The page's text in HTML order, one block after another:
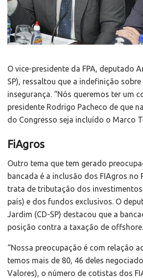
O vice-presidente da FPA, deputado
SP), ressaltou que a indefinição
insegurança. “Nós queremos ter um
presidente Rodrigo Pacheco de que
do Congresso seja incluído o Marco
FiAgros
Outro tema que tem gerado
bancada é a inclusão dos FIAgros no
trata de tributação dos
país) e dos fundos exclusivos. O
Jardim (CD-SP) destacou que a
posição contra a taxação de offshore.
“Nossa preocupação é com relação
temos mais de 80, 46 deles
Valores), o número de cotistas dos